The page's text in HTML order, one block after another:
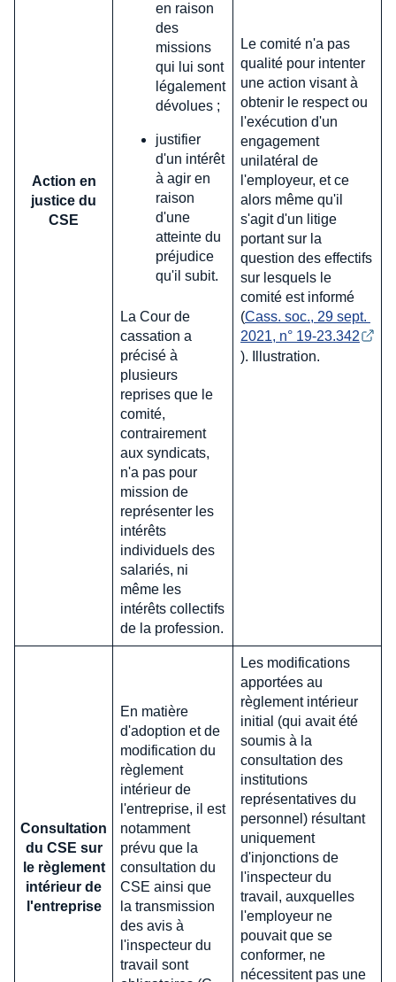
Action en
justice du
CSE
en raison
des
missions
qui lui sont
légalement
dévolues ;
justifier
d'un intérêt
à agir en
raison
d'une
atteinte du
préjudice
qu'il subit.
La Cour de
cassation a
précisé à
plusieurs
reprises que le
comité,
contrairement
aux syndicats,
n'a pas pour
mission de
représenter les
intérêts
individuels des
salariés, ni
même les
intérêts collectifs
de la profession.
Le comité n'a pas
qualité pour intenter
une action visant à
obtenir le respect ou
l'exécution d'un
engagement
unilatéral de
l'employeur, et ce
alors même qu'il
s'agit d'un litige
portant sur la
question des effectifs
sur lesquels le
comité est informé
(Cass. soc., 29 sept.
2021, n° 19-23.342
). Illustration.
Consultation
du CSE sur
le règlement
intérieur de
l'entreprise
En matière
d'adoption et de
modification du
règlement
intérieur de
l'entreprise, il est
notamment
prévu que la
consultation du
CSE ainsi que
la transmission
des avis à
l'inspecteur du
travail sont
Les modifications
apportées au
règlement intérieur
initial (qui avait été
soumis à la
consultation des
institutions
représentatives du
personnel) résultant
uniquement
d'injonctions de
l'inspecteur du
travail, auxquelles
l'employeur ne
pouvait que se
conformer, ne
nécessitent pas une